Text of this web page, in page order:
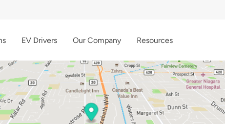
EV Drivers Our Company Resources